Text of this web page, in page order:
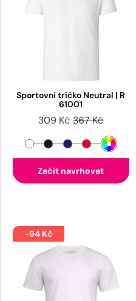
Sportovní tričko Neutral | R
61001
309 Kč 367 Kč
Začít navrhovat
-94 Kč